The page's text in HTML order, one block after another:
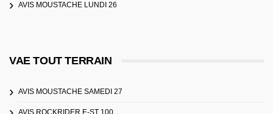
AVIS MOUSTACHE LUNDI 26
VAE TOUT TERRAIN
AVIS MOUSTACHE SAMEDI 27
AVIS ROCKRIDER E-ST 100